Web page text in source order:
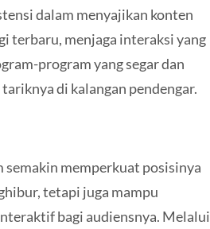
dalam menyajikan konten
terbaru, menjaga interaksi yang
program yang segar dan
di kalangan pendengar.
semakin memperkuat posisinya
tetapi juga mampu
bagi audiensnya. Melalui